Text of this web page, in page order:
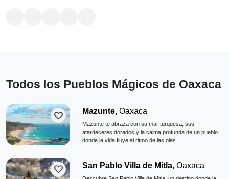
Todos los Pueblos Mágicos de Oaxaca
favorite Mazunte,Oaxaca
Mazunte te abraza con su mar turquesa, sus
atardeceres dorados y la calma profunda de un pueblo
donde la vida fluye al ritmo de las olas.
favorite San Pablo Villa de Mitla,Oaxaca